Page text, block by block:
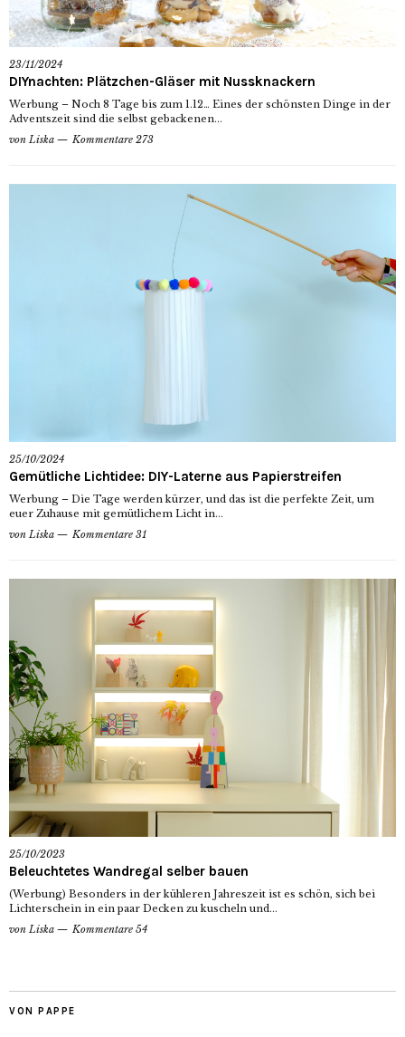
23/11/2024
DIYnachten: Plätzchen-Gläser mit Nussknackern
Werbung – Noch 8 Tage bis zum 1.12… Eines der schönsten Dinge in der
Adventszeit sind die selbst gebackenen...
von Liska Kommentare 273
25/10/2024
Gemütliche Lichtidee: DIY-Laterne aus Papierstreifen
Werbung – Die Tage werden kürzer, und das ist die perfekte Zeit, um
euer Zuhause mit gemütlichem Licht in...
von Liska Kommentare 31
25/10/2023
Beleuchtetes Wandregal selber bauen
(Werbung) Besonders in der kühleren Jahreszeit ist es schön, sich bei
Lichterschein in ein paar Decken zu kuscheln und...
von Liska Kommentare 54
VON PAPPE